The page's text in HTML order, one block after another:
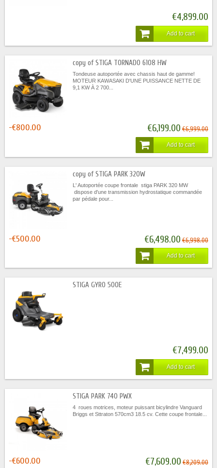
€4,899.00
Add to cart
copy of STIGA TORNADO 6108 HW
Tondeuse autoportée avec chassis haut de gamme!
MOTEUR KAWASAKI D'UNE PUISSANCE NETTE DE
9,1 KW À 2 700...
-€800.00 €6,199.00 €6,999.00
Add to cart
copy of STIGA PARK 320W
L' Autoportée coupe frontale stiga PARK 320 MW
dispose d'une transmission hydrostatique commandée
par pédale pour...
-€500.00 €6,498.00 €6,998.00
Add to cart
STIGA GYRO 500E
€7,499.00
Add to cart
STIGA PARK 740 PWX
4 roues motrices, moteur puissant bicylindre Vanguard
Briggs et Sttraton 570cm3 18.5 cv. Cette coupe frontale...
-€600.00 €7,609.00 €8,209.00